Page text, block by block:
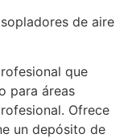
de aire
que
para áreas
Ofrece
un depósito de